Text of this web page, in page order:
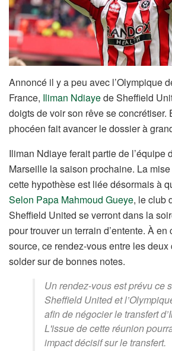
Annoncé il y a peu avec l’Olympique
France, Iliman Ndiayede Sheffield
doigts de voir son rêve se concrétiser.
phocéen fait avancer le dossier à
Iliman Ndiaye ferait partie de l’équipe
Marseille la saison prochaine. La
cette hypothèse est liée désormais à
Selon Papa Mahmoud Gueye, le club
Sheffield United se verront dans la
pour trouver un terrain d’entente. À en
source, ce rendez-vous entre les
solder sur de bonnes notes.
Un rendez-vous est prévu ce
Sheffield United et
afin de négocier le transfert
L'issue de cette réunion
impact décisif sur le transfert.